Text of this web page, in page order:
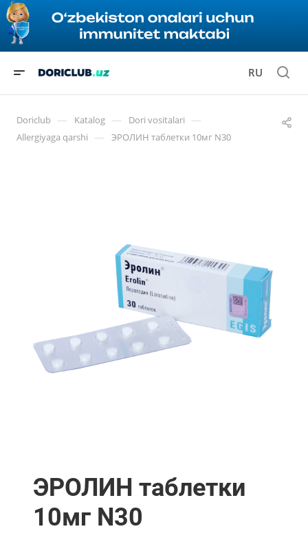
RU
Doriclub — Katalog — Dori vositalari —
Allergiyaga qarshi — ЭРОЛИН таблетки 10мг N30
ЭРОЛИН таблетки
10мг N30